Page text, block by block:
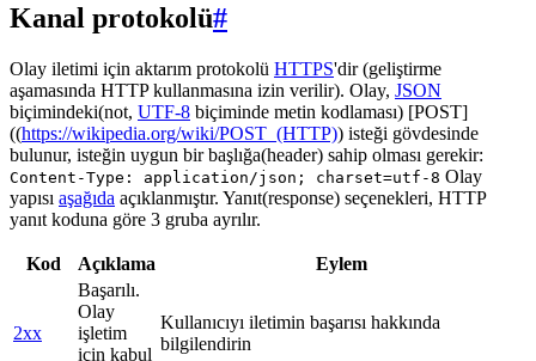
Kanal protokolü#
Olay iletimi için aktarım protokolü HTTPS'dir (geliştirme
aşamasında HTTP kullanmasına izin verilir). Olay, JSON
biçimindeki(not, UTF-8 biçiminde metin kodlaması) [POST]
((https://wikipedia.org/wiki/POST_(HTTP)) isteği gövdesinde
bulunur, isteğin uygun bir başlığa(header) sahip olması gerekir:
Content-Type: application/json; charset=utf-8 Olay
yapısı aşağıda açıklanmıştır. Yanıt(response) seçenekleri, HTTP
yanıt koduna göre 3 gruba ayrılır.
Kod Açıklama Eylem
2xx
Başarılı.
Olay
işletim
için kabul
Kullanıcıyı iletimin başarısı hakkında
bilgilendirin